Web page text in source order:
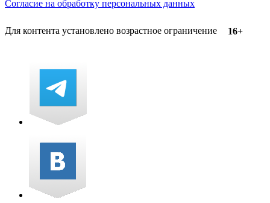
Согласие на обработку персональных данных
Для контента установлено возрастное ограничение 16+